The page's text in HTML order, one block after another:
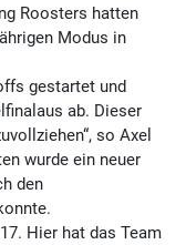
Roosters hatten
Modus in
gestartet und
ab. Dieser
so Axel
wurde ein neuer
den
Hier hat das Team